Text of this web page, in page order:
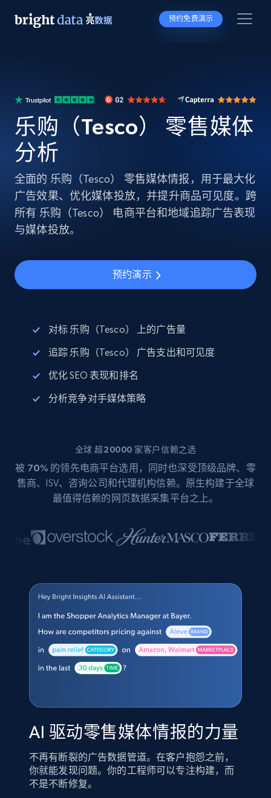
预约免费演示
乐购（Tesco） 零售媒体
分析
全面的 乐购（Tesco） 零售媒体情报，用于最大化
广告效果、优化媒体投放，并提升商品可见度。跨
所有 乐购（Tesco） 电商平台和地域追踪广告表现
与媒体投放。
预约演示
对标 乐购（Tesco） 上的广告量
追踪 乐购（Tesco） 广告支出和可见度
优化 SEO 表现和排名
分析竞争对手媒体策略
全球 超20000 家客户信赖之选
被 70% 的领先电商平台选用，同时也深受顶级品牌、零
售商、ISV、咨询公司和代理机构信赖。原生构建于全球
最值得信赖的网页数据采集平台之上。
AI 驱动零售媒体情报的力量
不再有断裂的广告数据管道。在客户抱怨之前，
你就能发现问题。你的工程师可以专注构建，而
不是不断修复。